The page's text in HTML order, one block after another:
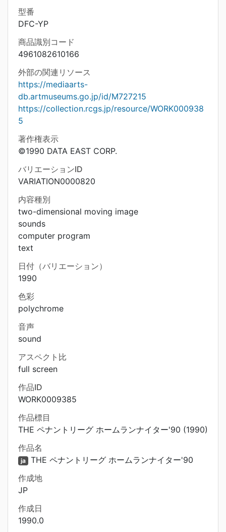
型番
DFC-YP
商品識別コード
4961082610166
外部の関連リソース
https://mediaarts-
db.artmuseums.go.jp/id/M727215
https://collection.rcgs.jp/resource/WORK000938
5
著作権表示
©1990 DATA EAST CORP.
バリエーションID
VARIATION0000820
内容種別
two-dimensional moving image
sounds
computer program
text
日付（バリエーション）
1990
色彩
polychrome
音声
sound
アスペクト比
full screen
作品ID
WORK0009385
作品標目
THE ペナントリーグ ホームランナイター'90 (1990)
作品名
ja THE ペナントリーグ ホームランナイター'90
作成地
JP
作成日
1990.0